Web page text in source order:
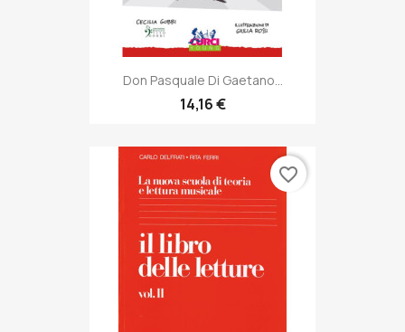
Don Pasquale Di Gaetano...
14,16 €
favorite_border